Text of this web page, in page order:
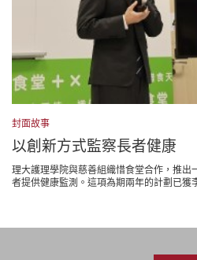
封面故事
以創新方式監察長者健康
理大護理學院與慈善組織惜食堂合作，推出
者提供健康監測。這項為期兩年的計劃已獲